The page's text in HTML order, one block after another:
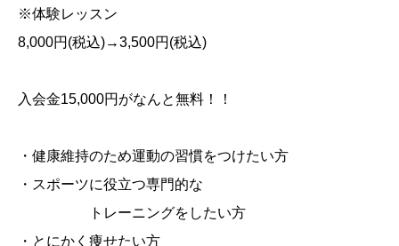
※体験レッスン
8,000円 (税込)→3,500円 (税込)
入会金15,000円がなんと無料！！
・健康維持のため運動の習慣をつけたい方
・スポーツに役立つ専門的な
トレーニングをしたい方
・とにかく痩せたい方